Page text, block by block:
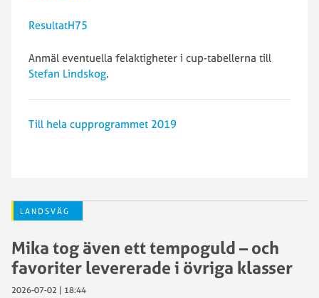
ResultatH75
Anmäl eventuella felaktigheter i cup-tabellerna till
Stefan Lindskog.
Till hela cupprogrammet 2019
LANDSVÄG
Mika tog även ett tempoguld – och
favoriter levererade i övriga klasser
2026-07-02 | 18:44